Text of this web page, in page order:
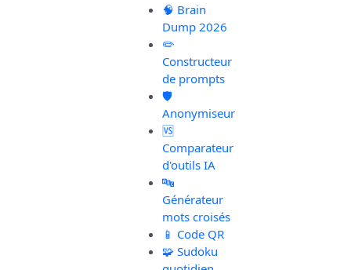
🧠 Brain
Dump 2026
✏️
Constructeur
de prompts
🛡️
Anonymiseur
🆚
Comparateur
d'outils IA
🔤
Générateur
mots croisés
📱 Code QR
🧩 Sudoku